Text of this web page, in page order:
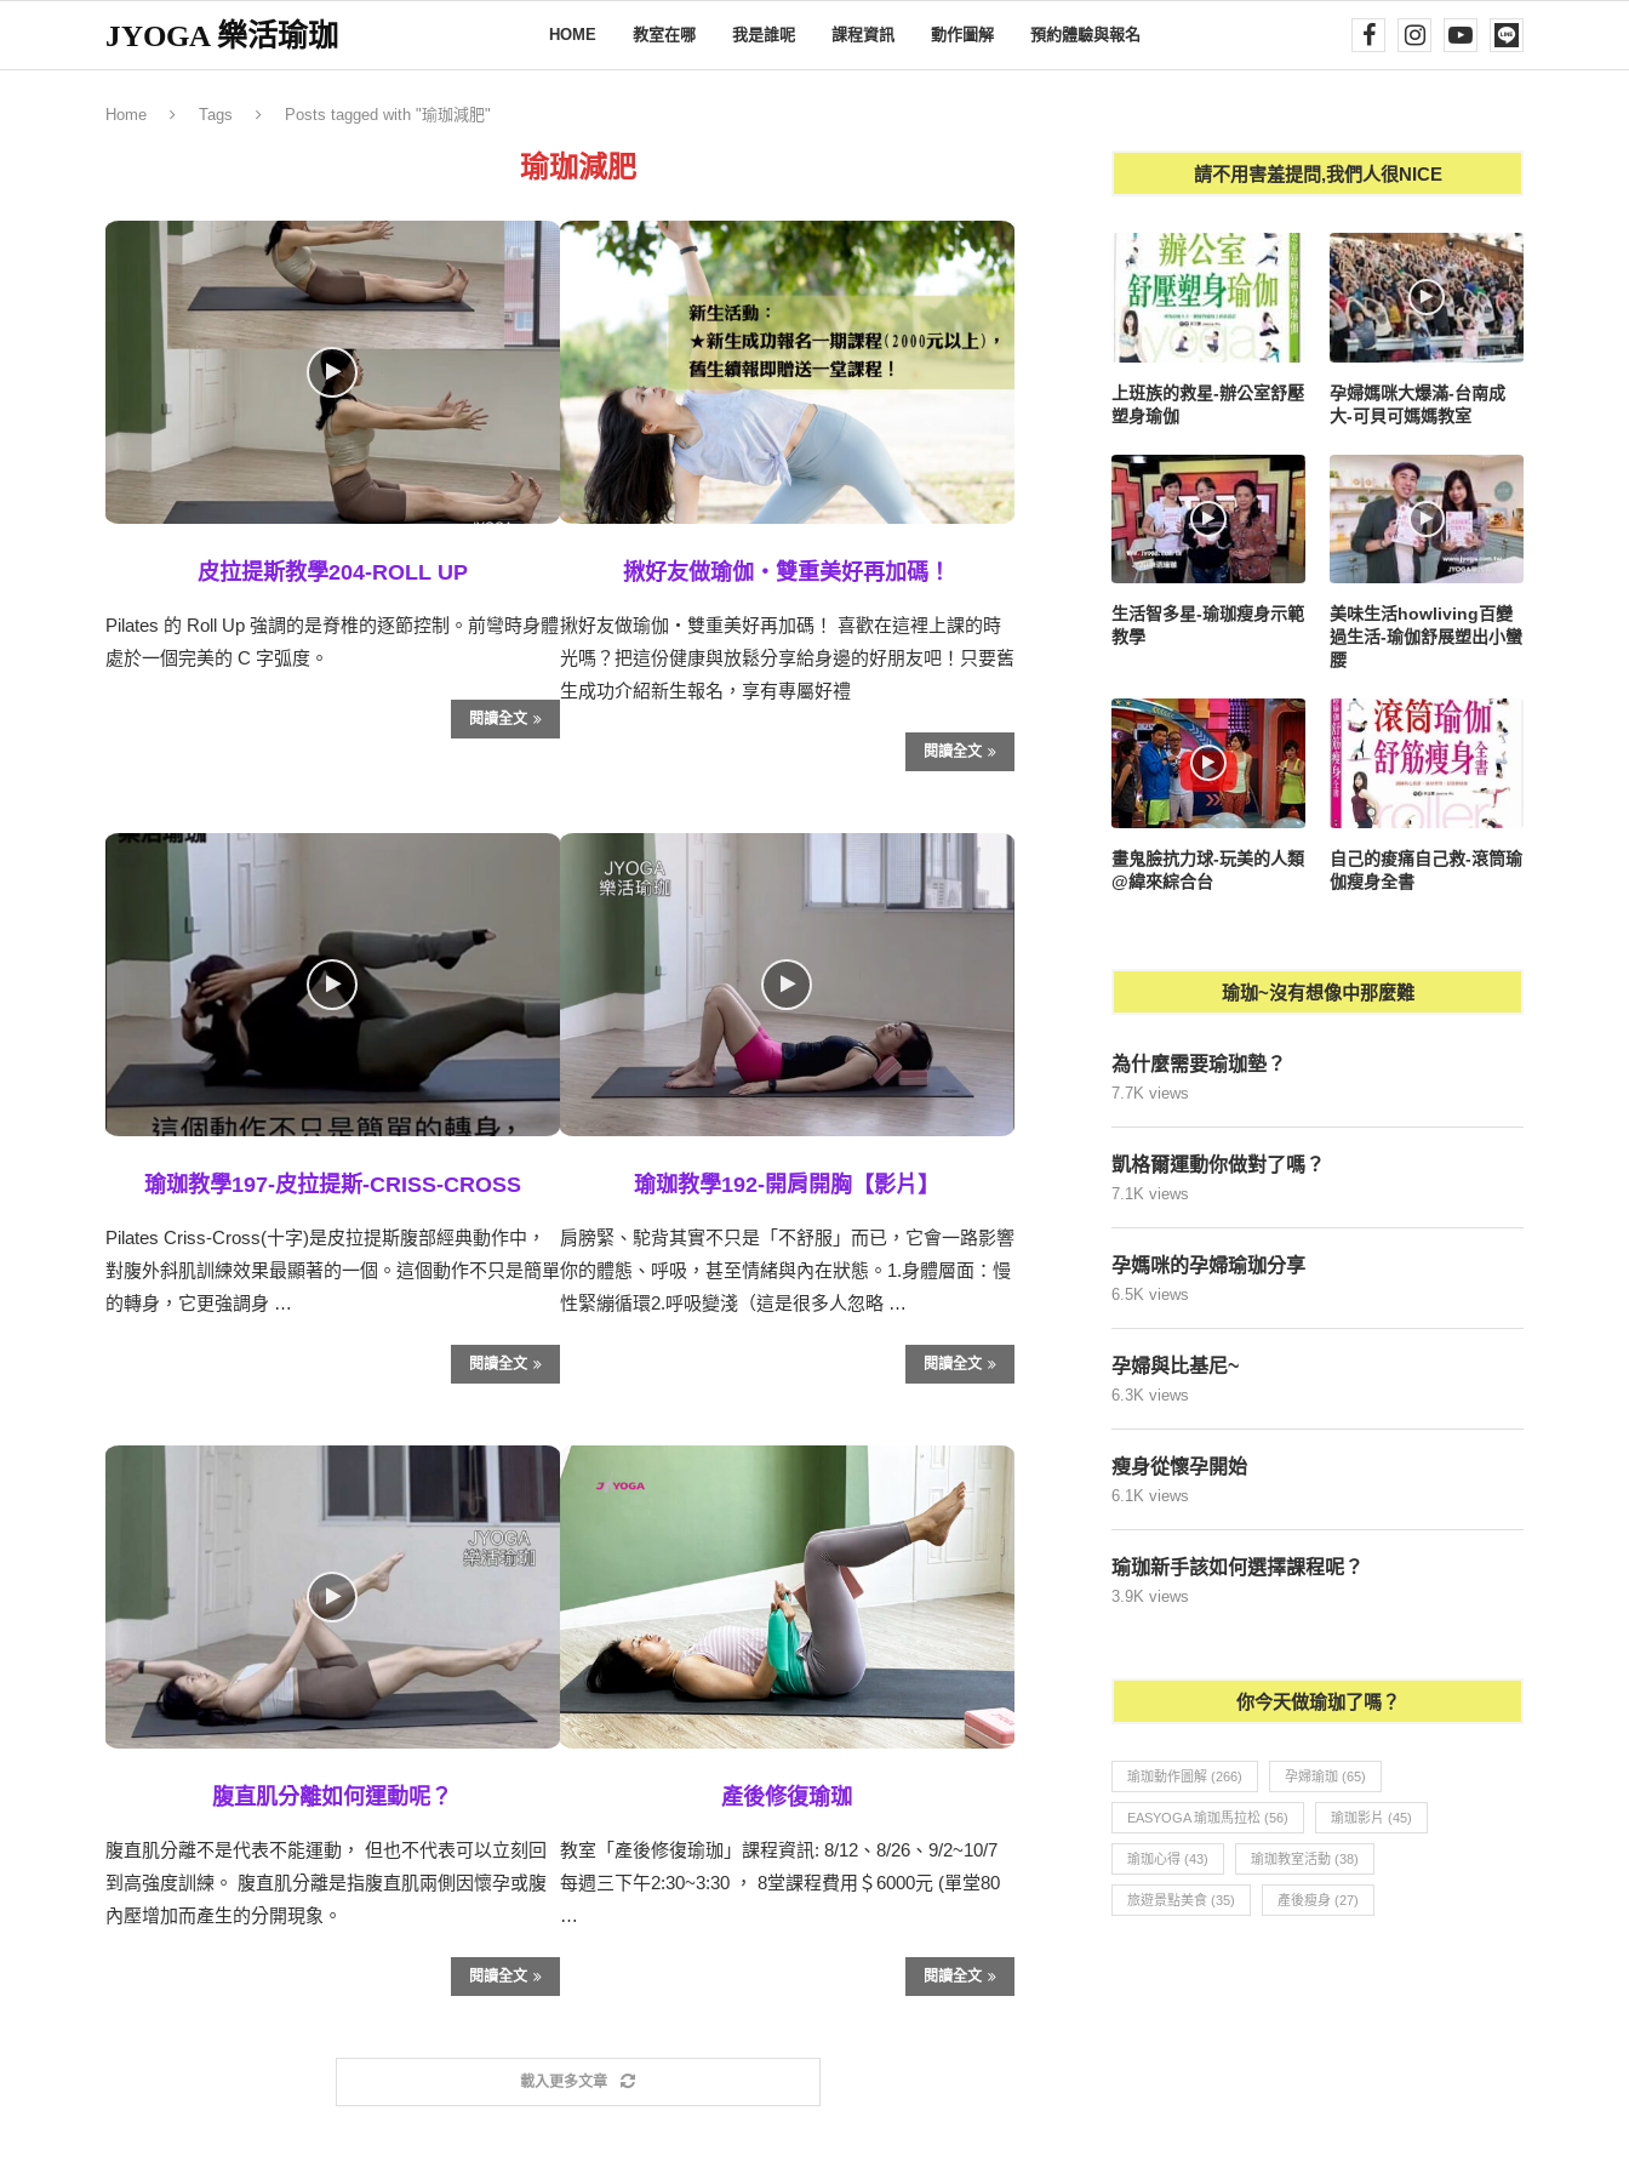
JYOGA 樂活瑜珈 HOME 教室在哪 我是誰呢 課程資訊 動作圖解 預約體驗與報名
Home Tags Posts tagged with "瑜珈減肥"
瑜珈減肥
皮拉提斯教學204-ROLL UP
Pilates 的 Roll Up 強調的是脊椎的逐節控制。前彎時身體
處於一個完美的 C 字弧度。
閱讀全文
揪好友做瑜伽・雙重美好再加碼！
揪好友做瑜伽・雙重美好再加碼！ 喜歡在這裡上課的時
光嗎？把這份健康與放鬆分享給身邊的好朋友吧！只要舊
生成功介紹新生報名，享有專屬好禮
閱讀全文
瑜珈教學197-皮拉提斯-CRISS-CROSS
Pilates Criss-Cross(十字)是皮拉提斯腹部經典動作中，
對腹外斜肌訓練效果最顯著的一個。這個動作不只是簡單
的轉身，它更強調身 …
閱讀全文
瑜珈教學192-開肩開胸【影片】
肩膀緊、駝背其實不只是「不舒服」而已，它會一路影響
你的體態、呼吸，甚至情緒與內在狀態。1.身體層面：慢
性緊繃循環2.呼吸變淺（這是很多人忽略 …
閱讀全文
腹直肌分離如何運動呢？
腹直肌分離不是代表不能運動， 但也不代表可以立刻回
到高強度訓練。 腹直肌分離是指腹直肌兩側因懷孕或腹
內壓增加而產生的分開現象。
閱讀全文
產後修復瑜珈
教室「產後修復瑜珈」課程資訊: 8/12、8/26、9/2~10/7
每週三下午2:30~3:30 ， 8堂課程費用＄6000元 (單堂80
…
閱讀全文
載入更多文章
請不用害羞提問,我們人很NICE
上班族的救星-辦公室舒壓
塑身瑜伽
孕婦媽咪大爆滿-台南成
大-可貝可媽媽教室
生活智多星-瑜珈瘦身示範
教學
美味生活howliving百變
過生活-瑜伽舒展塑出小蠻
腰
畫鬼臉抗力球-玩美的人類
@緯來綜合台
自己的痠痛自己救-滾筒瑜
伽瘦身全書
瑜珈~沒有想像中那麼難
為什麼需要瑜珈墊？
7.7K views
凱格爾運動你做對了嗎？
7.1K views
孕媽咪的孕婦瑜珈分享
6.5K views
孕婦與比基尼~
6.3K views
瘦身從懷孕開始
6.1K views
瑜珈新手該如何選擇課程呢？
3.9K views
你今天做瑜珈了嗎？
瑜珈動作圖解 (266) 孕婦瑜珈 (65)
EASYOGA 瑜珈馬拉松 (56) 瑜珈影片 (45)
瑜珈心得 (43) 瑜珈教室活動 (38)
旅遊景點美食 (35) 產後瘦身 (27)